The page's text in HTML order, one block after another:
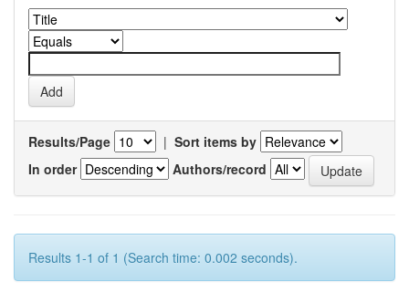
Results/Page | Sort items by
In order
Authors/record
Results 1-1 of 1 (Search time: 0.002 seconds).